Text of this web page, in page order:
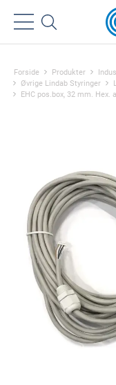
Forside Produkter
Øvrige Lindab Styringer
EHC pos.box, 32 mm. Hex.